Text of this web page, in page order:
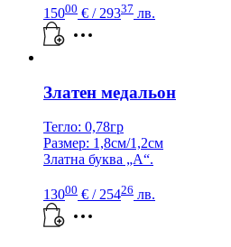
15000 € / 29337 лв.
Златен медальон
Тегло: 0,78гр
Размер: 1,8см/1,2см
Златна буква „А“.
13000 € / 25426 лв.